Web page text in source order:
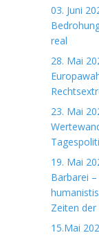
03. Juni
real
28. Mai
23. Mai
19. Mai
Barbarei
Zeiten
15.Mai